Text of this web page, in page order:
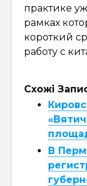
практике
рамках
короткий
работу с
Схожі
В